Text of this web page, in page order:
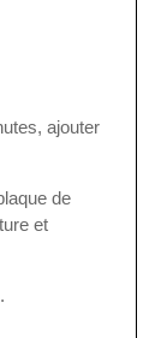
ajouter
de
et